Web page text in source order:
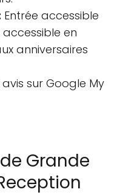
Entrée accessible
en
anniversaires
sur Google My
Grande